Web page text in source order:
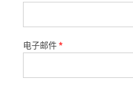
电子邮件*